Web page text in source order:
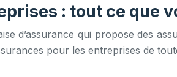
: tout ce que
d’assurance qui propose des
pour les entreprises de